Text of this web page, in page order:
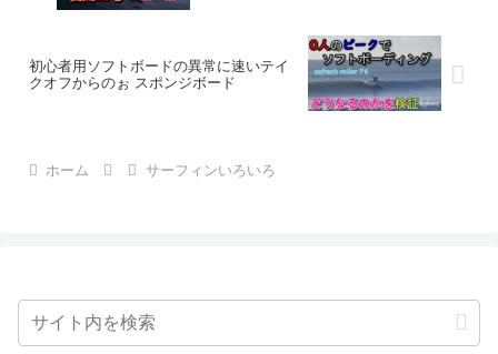
初心者用ソフトボードの異常に速いテイ
クオフからのぉ スポンジボード
ホーム サーフィンいろいろ